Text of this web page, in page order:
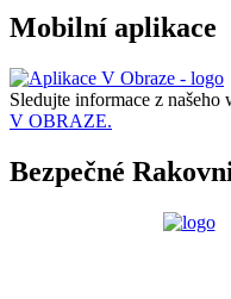
Mobilní aplikace
Sledujte informace z našeho
V OBRAZE.
Bezpečné